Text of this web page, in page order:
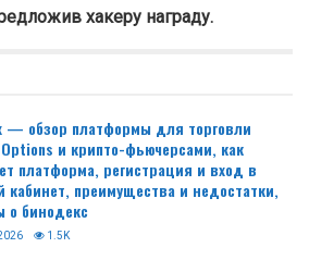
хакеру награду.
— обзор платформы для торговли
и крипто-фьючерсами, как
платформа, регистрация и вход в
кабинет, преимущества и недостатки,
о бинодекс
1.5K